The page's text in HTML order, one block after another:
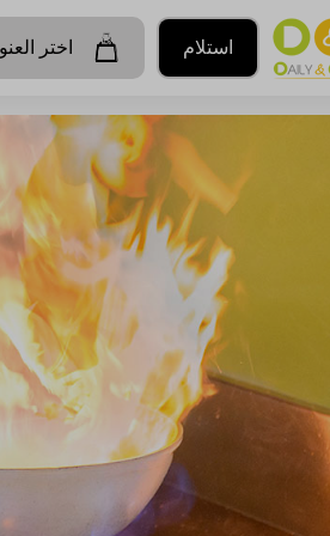
استلام اختر